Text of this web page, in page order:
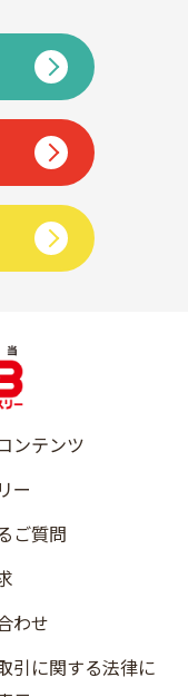
ンテンツ
ー
ご質問
わせ
引に関する法律に